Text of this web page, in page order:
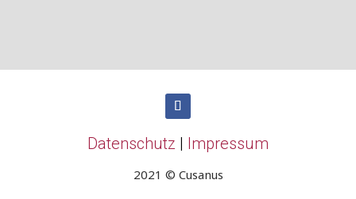
Datenschutz | Impressum
2021 © Cusanus